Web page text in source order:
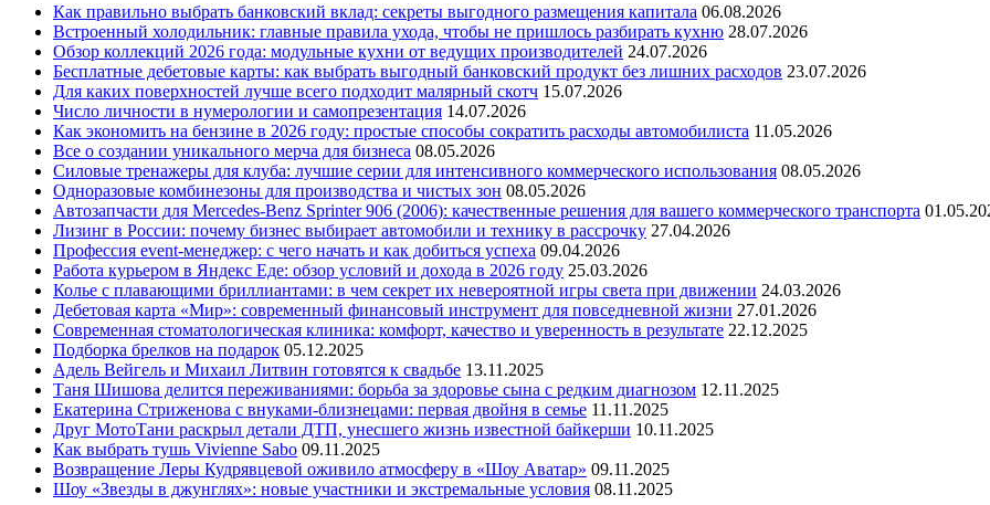
Как правильно выбрать банковский вклад: секреты выгодного размещения капитала 06.08.2026
Встроенный холодильник: главные правила ухода, чтобы не пришлось разбирать кухню 28.07.2026
Обзор коллекций 2026 года: модульные кухни от ведущих производителей 24.07.2026
Бесплатные дебетовые карты: как выбрать выгодный банковский продукт без лишних расходов 23.07.2026
Для каких поверхностей лучше всего подходит малярный скотч 15.07.2026
Число личности в нумерологии и самопрезентация 14.07.2026
Как экономить на бензине в 2026 году: простые способы сократить расходы автомобилиста 11.05.2026
Все о создании уникального мерча для бизнеса 08.05.2026
Силовые тренажеры для клуба: лучшие серии для интенсивного коммерческого использования 08.05.2026
Одноразовые комбинезоны для производства и чистых зон 08.05.2026
Автозапчасти для Mercedes-Benz Sprinter 906 (2006): качественные решения для вашего коммерческого транспорта
Лизинг в России: почему бизнес выбирает автомобили и технику в рассрочку 27.04.2026
Профессия event-менеджер: с чего начать и как добиться успеха 09.04.2026
Работа курьером в Яндекс Еде: обзор условий и дохода в 2026 году 25.03.2026
Колье с плавающими бриллиантами: в чем секрет их невероятной игры света при движении 24.03.2026
Дебетовая карта «Мир»: современный финансовый инструмент для повседневной жизни 27.01.2026
Современная стоматологическая клиника: комфорт, качество и уверенность в результате 22.12.2025
Подборка брелков на подарок 05.12.2025
Адель Вейгель и Михаил Литвин готовятся к свадьбе 13.11.2025
Таня Шишова делится переживаниями: борьба за здоровье сына с редким диагнозом 12.11.2025
Екатерина Стриженова с внуками-близнецами: первая двойня в семье 11.11.2025
Друг МотоТани раскрыл детали ДТП, унесшего жизнь известной байкерши 10.11.2025
Как выбрать тушь Vivienne Sabo 09.11.2025
Возвращение Леры Кудрявцевой оживило атмосферу в «Шоу Аватар» 09.11.2025
Шоу «Звезды в джунглях»: новые участники и экстремальные условия 08.11.2025